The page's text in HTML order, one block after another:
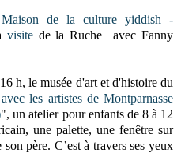
Maison de la culture yiddish -
visitede la Ruche avec Fanny
h, le musée d'art et d'histoire du
les artistes de Montparnasse
", un atelier pour enfants de 8 à 12
une palette, une fenêtre sur
père. C’est à travers ses yeux